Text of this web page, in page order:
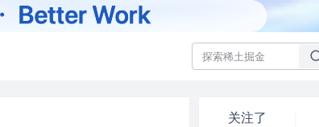
关注了